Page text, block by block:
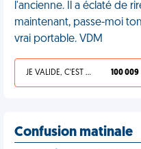
l'ancienne. Il a éclaté de
maintenant, passe-moi
vrai portable. VDM
JE VALIDE, C'EST UNE VDM 100 009
Confusion matinale